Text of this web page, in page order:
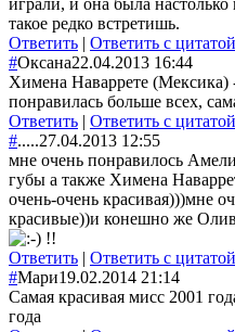
играли, и она была настолько
такое редко встретишь.
Ответить | Ответить с цитатой
#Оксана22.04.2013 16:44
Химена Наваррете (Мексика)
понравилась больше всех,
Ответить | Ответить с цитатой
#.....27.04.2013 12:55
мне очень понравилось
губы а также Химена
очень-очень красивая)))мне
красивые))и конешно же
!!
Ответить | Ответить с цитатой
#Мари19.02.2014 21:14
Самая красивая мисс 2001
года